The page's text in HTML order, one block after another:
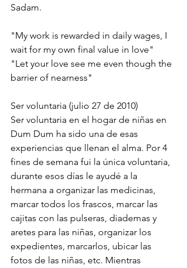
Sadam.
"My work is rewarded in daily wages, I
wait for my own final value in love"
"Let your love see me even though the
barrier of nearness"
Ser voluntaria (julio 27 de 2010)
Ser voluntaria en el hogar de niñas en
Dum Dum ha sido una de esas
experiencias que llenan el alma. Por 4
fines de semana fui la única voluntaria,
durante esos días le ayudé a la
hermana a organizar las medicinas,
marcar todos los frascos, marcar las
cajitas con las pulseras, diademas y
aretes para las niñas, organizar los
expedientes, marcarlos, ubicar las
fotos de las niñas, etc. Mientras